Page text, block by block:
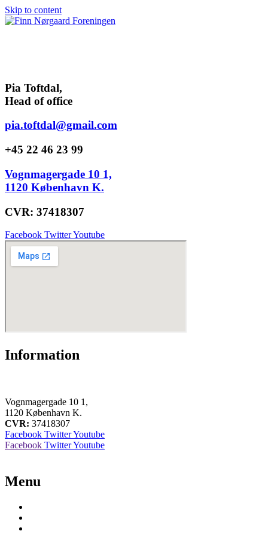
Skip to content
Pia Toftdal,
Head of office
pia.toftdal@gmail.com
+45 22 46 23 99
Vognmagergade 10 1,
1120 København K.
CVR: 37418307
Facebook TwitterYoutube
Information
Vognmagergade 10 1,
1120 København K.
CVR: 37418307
Facebook TwitterYoutube
Facebook TwitterYoutube
Menu